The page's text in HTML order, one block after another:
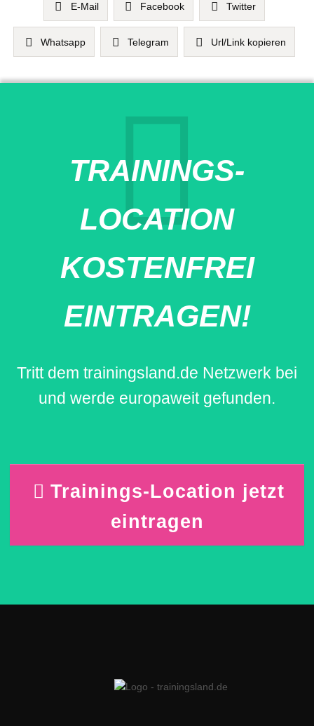
E-Mail Facebook Twitter
Whatsapp Telegram Url/Link kopieren
TRAININGS-
LOCATION
KOSTENFREI
EINTRAGEN!
Tritt dem trainingsland.de Netzwerk bei
und werde europaweit gefunden.
Trainings-Location jetzt
eintragen